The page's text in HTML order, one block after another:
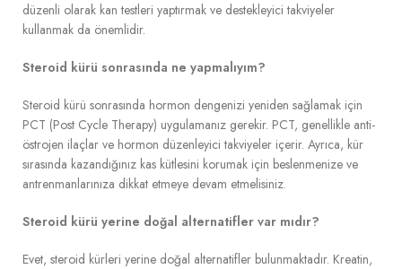
düzenli olarak kan testleri yaptırmak ve destekleyici takviyeler
kullanmak da önemlidir.
Steroid kürü sonrasında ne yapmalıyım?
Steroid kürü sonrasında hormon dengenizi yeniden sağlamak için
PCT (Post Cycle Therapy) uygulamanız gerekir. PCT, genellikle anti-
östrojen ilaçlar ve hormon düzenleyici takviyeler içerir. Ayrıca, kür
sırasında kazandığınız kas kütlesini korumak için beslenmenize ve
antrenmanlarınıza dikkat etmeye devam etmelisiniz.
Steroid kürü yerine doğal alternatifler var mıdır?
Evet, steroid kürleri yerine doğal alternatifler bulunmaktadır. Kreatin,